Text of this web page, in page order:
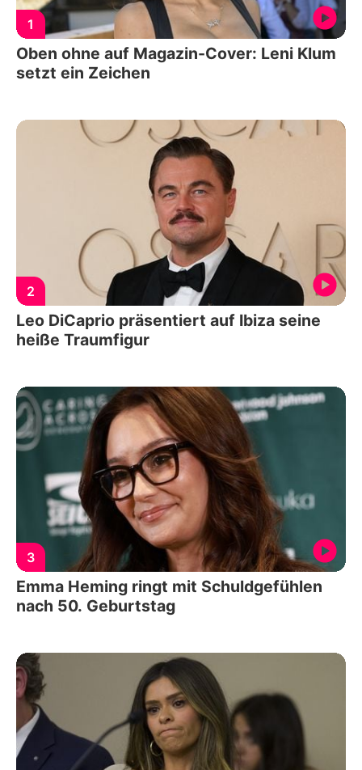
1
Oben ohne auf Magazin-Cover: Leni Klum
setzt ein Zeichen
2
Leo DiCaprio präsentiert auf Ibiza seine
heiße Traumfigur
3
Emma Heming ringt mit Schuldgefühlen
nach 50. Geburtstag